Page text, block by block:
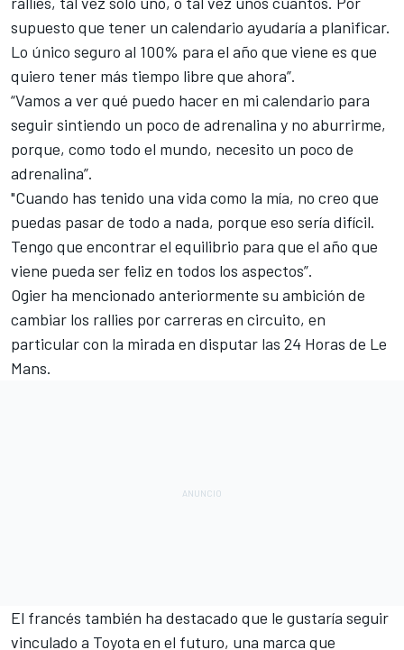
supuesto que tener un calendario ayudaría a planificar.
Lo único seguro al 100% para el año que viene es que
quiero tener más tiempo libre que ahora”.
“Vamos a ver qué puedo hacer en mi calendario para
seguir sintiendo un poco de adrenalina y no aburrirme,
porque, como todo el mundo, necesito un poco de
adrenalina”.
"Cuando has tenido una vida como la mía, no creo que
puedas pasar de todo a nada, porque eso sería difícil.
Tengo que encontrar el equilibrio para que el año que
viene pueda ser feliz en todos los aspectos”.
Ogier ha mencionado anteriormente su ambición de
cambiar los rallies por carreras en circuito, en
particular con la mirada en disputar las 24 Horas de Le
Mans.
El francés también ha destacado que le gustaría seguir
vinculado a Toyota en el futuro, una marca que